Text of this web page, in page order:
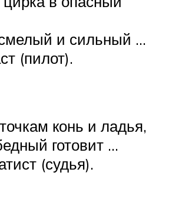
и сильный …
(пилот).
конь и ладья,
готовит …
(судья).